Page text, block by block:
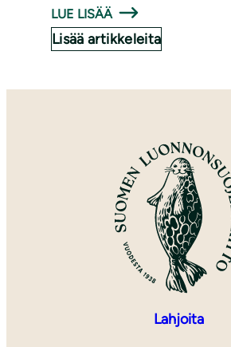
LUE LISÄÄ
Lisää artikkeleita
Lahjoita